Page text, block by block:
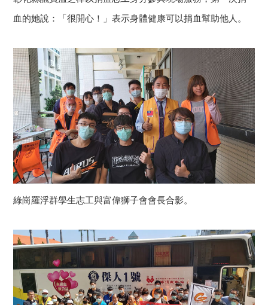
血的她說：「很開心！」表示身體健康可以捐血幫助他人。
綠崗羅浮群學生志工與富偉獅子會會長合影。